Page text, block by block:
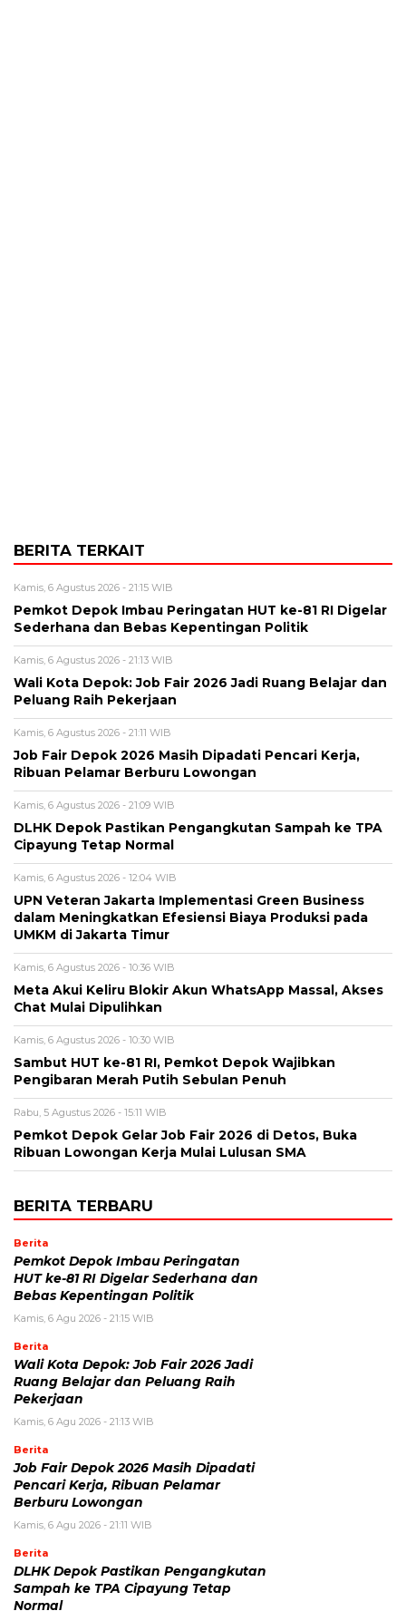
BERITA TERKAIT
Kamis, 6 Agustus 2026 - 21:15 WIB
Pemkot Depok Imbau Peringatan HUT ke-81 RI Digelar
Sederhana dan Bebas Kepentingan Politik
Kamis, 6 Agustus 2026 - 21:13 WIB
Wali Kota Depok: Job Fair 2026 Jadi Ruang Belajar dan
Peluang Raih Pekerjaan
Kamis, 6 Agustus 2026 - 21:11 WIB
Job Fair Depok 2026 Masih Dipadati Pencari Kerja,
Ribuan Pelamar Berburu Lowongan
Kamis, 6 Agustus 2026 - 21:09 WIB
DLHK Depok Pastikan Pengangkutan Sampah ke TPA
Cipayung Tetap Normal
Kamis, 6 Agustus 2026 - 12:04 WIB
UPN Veteran Jakarta Implementasi Green Business
dalam Meningkatkan Efesiensi Biaya Produksi pada
UMKM di Jakarta Timur
Kamis, 6 Agustus 2026 - 10:36 WIB
Meta Akui Keliru Blokir Akun WhatsApp Massal, Akses
Chat Mulai Dipulihkan
Kamis, 6 Agustus 2026 - 10:30 WIB
Sambut HUT ke-81 RI, Pemkot Depok Wajibkan
Pengibaran Merah Putih Sebulan Penuh
Rabu, 5 Agustus 2026 - 15:11 WIB
Pemkot Depok Gelar Job Fair 2026 di Detos, Buka
Ribuan Lowongan Kerja Mulai Lulusan SMA
BERITA TERBARU
Berita
Pemkot Depok Imbau Peringatan
HUT ke-81 RI Digelar Sederhana dan
Bebas Kepentingan Politik
Kamis, 6 Agu 2026 - 21:15 WIB
Berita
Wali Kota Depok: Job Fair 2026 Jadi
Ruang Belajar dan Peluang Raih
Pekerjaan
Kamis, 6 Agu 2026 - 21:13 WIB
Berita
Job Fair Depok 2026 Masih Dipadati
Pencari Kerja, Ribuan Pelamar
Berburu Lowongan
Kamis, 6 Agu 2026 - 21:11 WIB
Berita
DLHK Depok Pastikan Pengangkutan
Sampah ke TPA Cipayung Tetap
Normal